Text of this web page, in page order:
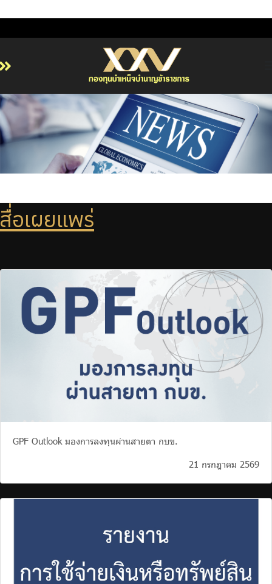
หน้าหลัก
เกี่ยวกับ กบข.
บริการสมาชิก
รายงานผลการดำเนินงาน
ร่วมงานกับเรา
ติดต่อเรา
Eng
สื่อเผยแพร่
GPF Outlook มองการลงทุนผ่านสายตา กบข.
21 กรกฎาคม 2569